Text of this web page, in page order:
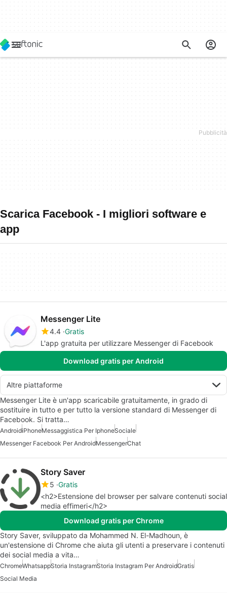
Scarica Facebook - I migliori software e
app
Messenger Lite
4.4 Gratis
L'app gratuita per utilizzare Messenger di Facebook
Download gratis per Android
Altre piattaforme
Messenger Lite è un'app scaricabile gratuitamente, in grado di
sostituire in tutto e per tutto la versione standard di Messenger di
Facebook. Si tratta…
AndroidiPhoneMessaggistica Per IphoneSociale
Messenger Facebook Per AndroidMessengerChat
Story Saver
5 Gratis
<h2>Estensione del browser per salvare contenuti social
media effimeri</h2>
Download gratis per Chrome
Story Saver, sviluppato da Mohammed N. El-Madhoun, è
un'estensione di Chrome che aiuta gli utenti a preservare i contenuti
dei social media a vita…
ChromeWhatsappStoria InstagramStoria Instagram Per AndroidGratis
Social Media